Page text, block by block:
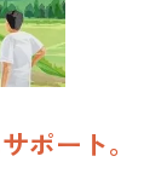
ポート。